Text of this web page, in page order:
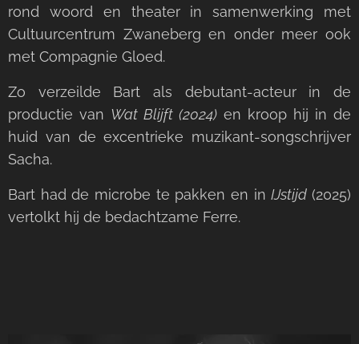
rond woord en theater in samenwerking met
Cultuurcentrum Zwaneberg en onder meer ook
met Compagnie Gloed.
Zo verzeilde Bart als debutant-acteur in de
productie van Wat Blijft (2024) en kroop hij in de
huid van de excentrieke muzikant-songschrijver
Sacha.
Bart had de microbe te pakken en inIJstijd(2025)
vertolkt hij de bedachtzame Ferre.